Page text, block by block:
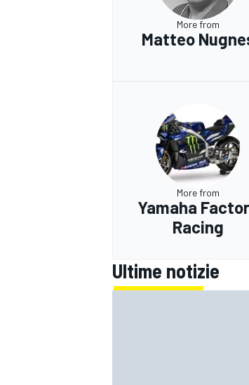
More from
Matteo
More from
Yamaha
Racing
Ultime notizie